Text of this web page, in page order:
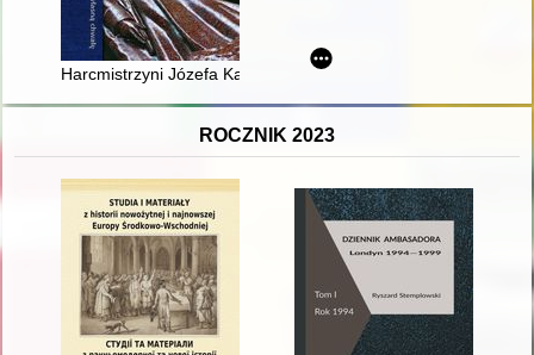
Harcmistrzyni Józefa Kantor : niestrudzona patriotka,
ROCZNIK 2023